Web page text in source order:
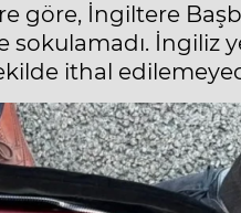
göre, İngiltere
İngiliz
ithal